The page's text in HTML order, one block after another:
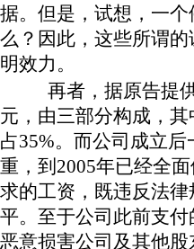
据。但是，试想，一
么？因此，这些所谓
明效力。
再者，据原告提
元，由三部分构成，
占35%。而公司成立
重，到 2005年已经全
求的工资，既违反法
平。至于公司此前支
恶意损害公司及其他